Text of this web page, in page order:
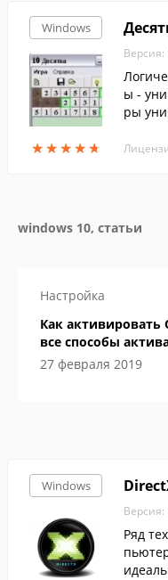
Windows
★★★★★
★★★★★
Версия:
ы -
ры
windows 10, статьи
Настройка
Как активировать
все способы
27 февраля 2019
Windows
Ряд